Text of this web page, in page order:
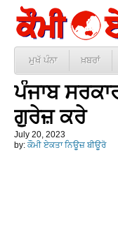
ਮੁਖੱ ਪੰਨਾ ਖ਼ਬਰਾਂ
ਪੰਜਾਬ
ਗੁਰੇਜ਼ ਕਰੇ
July 20, 2023
by: ਕੌਮੀ ਏਕਤਾ ਨਿਊਜ਼ ਬੀਊਰੋ